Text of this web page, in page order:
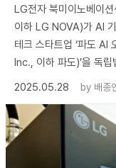
LG전자 북미이노베
이하 LG NOVA)가 AI
테크 스타트업 ‘파도
Inc., 이하 파도)’을 독
2025.05.28
by 배종